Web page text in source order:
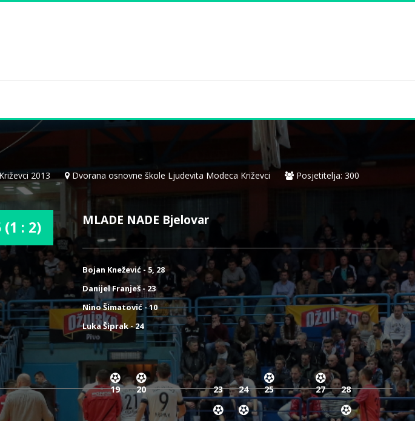
2013 Dvorana osnovne škole Ljudevita Modeca Križevci Posjetitelja: 300
(1 : 2) MLADE NADE Bjelovar
Bojan Knežević - 5, 28
Danijel Franješ - 23
Nino Šimatović - 10
Luka Šiprak - 24
19 20 23 24 25 27 28